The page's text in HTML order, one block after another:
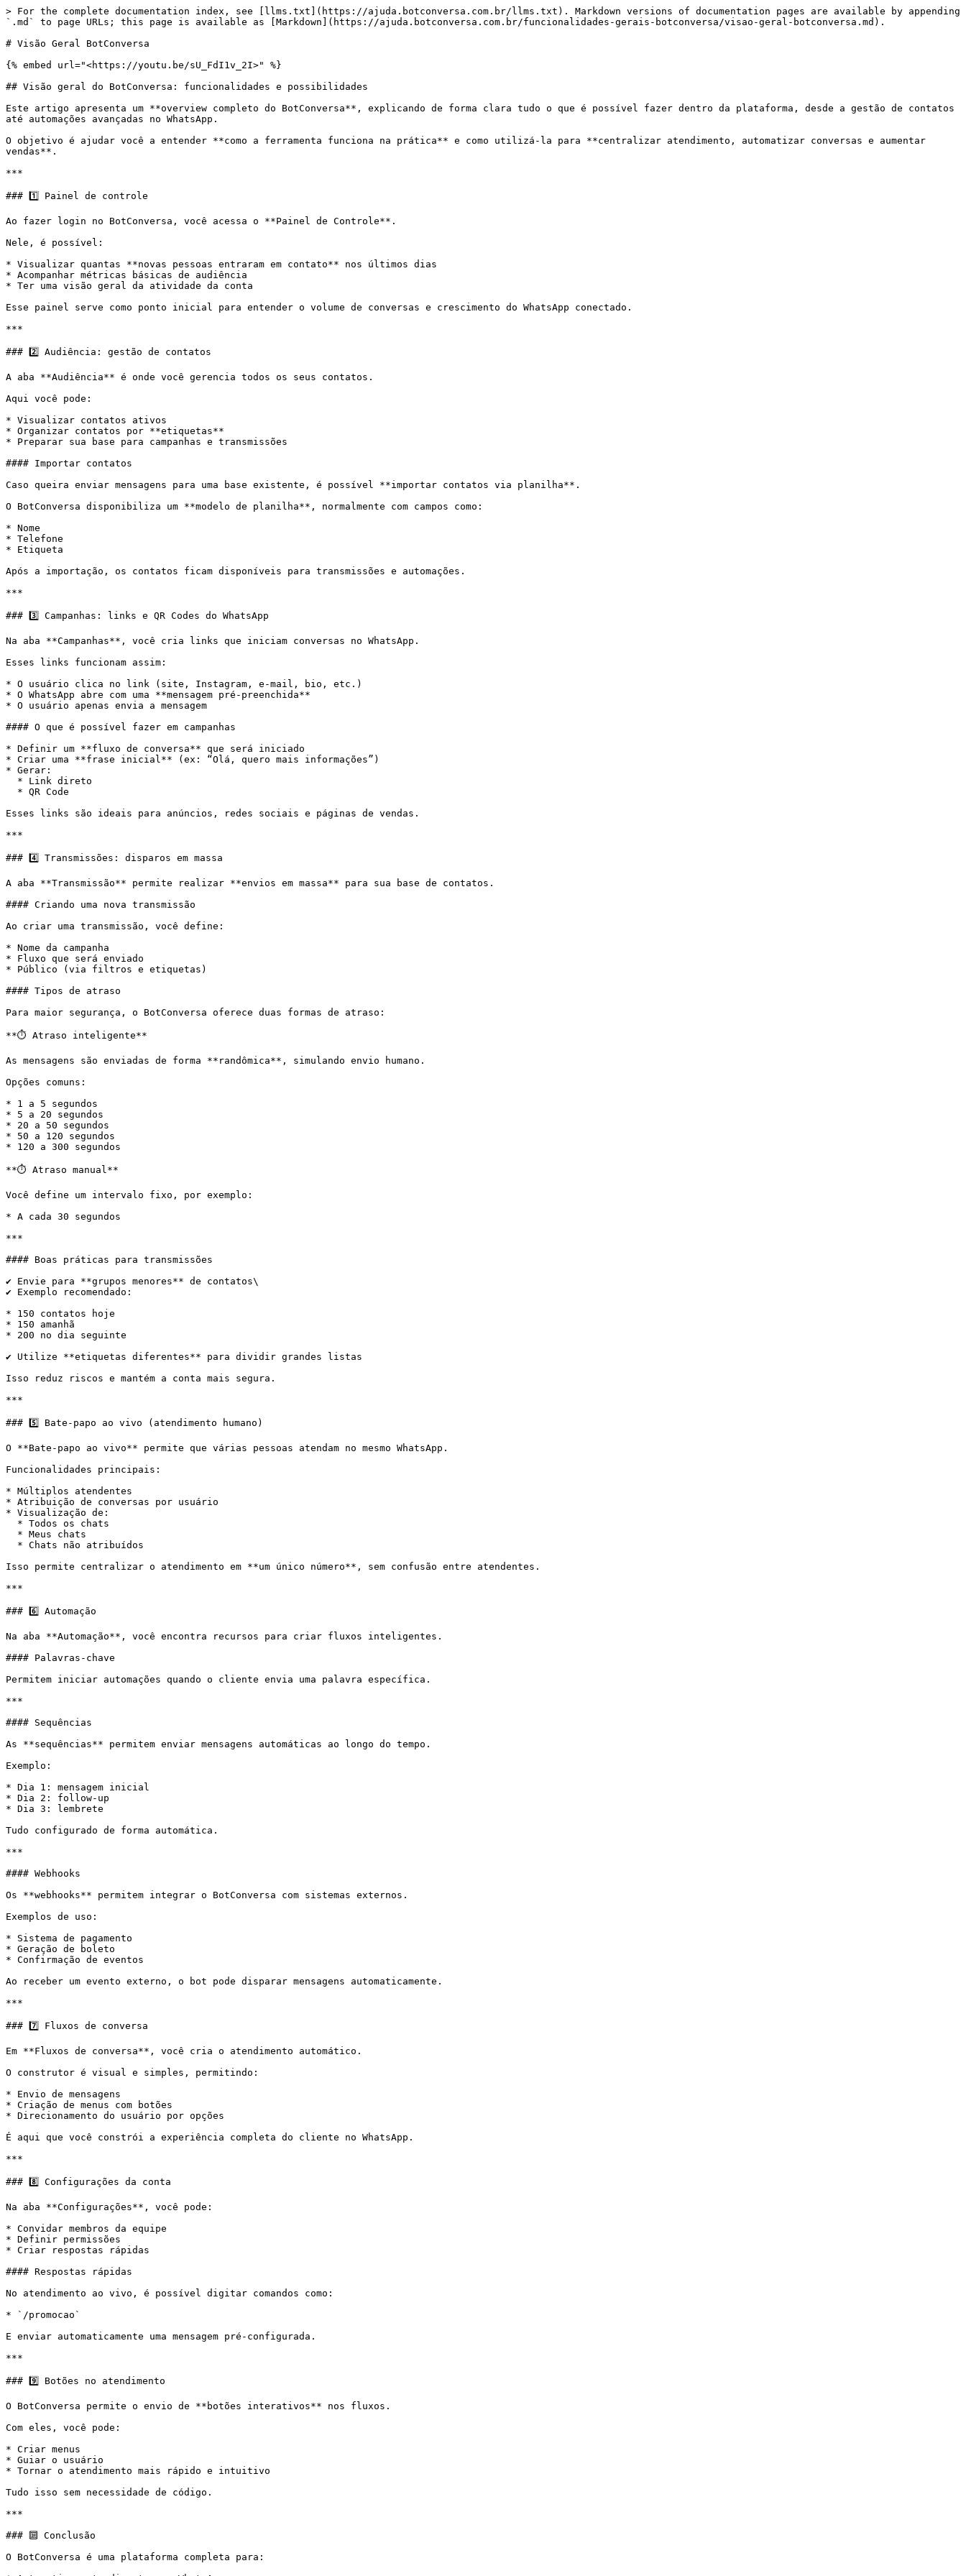
> For the complete documentation index, see [llms.txt](https://ajuda.botconversa.com.br/llms.txt). Markdown versions of documentation pages are available by appending
`.md` to page URLs; this page is available as [Markdown](https://ajuda.botconversa.com.br/funcionalidades-gerais-botconversa/visao-geral-botconversa.md).
# Visão Geral BotConversa
{% embed url="<https://youtu.be/sU_FdI1v_2I>" %}
## Visão geral do BotConversa: funcionalidades e possibilidades
Este artigo apresenta um **overview completo do BotConversa**, explicando de forma clara tudo o que é possível fazer dentro da plataforma, desde a gestão de contatos
até automações avançadas no WhatsApp.
O objetivo é ajudar você a entender **como a ferramenta funciona na prática** e como utilizá-la para **centralizar atendimento, automatizar conversas e aumentar
vendas**.
***
### 1️⃣ Painel de controle
Ao fazer login no BotConversa, você acessa o **Painel de Controle**.
Nele, é possível:
* Visualizar quantas **novas pessoas entraram em contato** nos últimos dias
* Acompanhar métricas básicas de audiência
* Ter uma visão geral da atividade da conta
Esse painel serve como ponto inicial para entender o volume de conversas e crescimento do WhatsApp conectado.
***
### 2️⃣ Audiência: gestão de contatos
A aba **Audiência** é onde você gerencia todos os seus contatos.
Aqui você pode:
* Visualizar contatos ativos
* Organizar contatos por **etiquetas**
* Preparar sua base para campanhas e transmissões
#### Importar contatos
Caso queira enviar mensagens para uma base existente, é possível **importar contatos via planilha**.
O BotConversa disponibiliza um **modelo de planilha**, normalmente com campos como:
* Nome
* Telefone
* Etiqueta
Após a importação, os contatos ficam disponíveis para transmissões e automações.
***
### 3️⃣ Campanhas: links e QR Codes do WhatsApp
Na aba **Campanhas**, você cria links que iniciam conversas no WhatsApp.
Esses links funcionam assim:
* O usuário clica no link (site, Instagram, e-mail, bio, etc.)
* O WhatsApp abre com uma **mensagem pré-preenchida**
* O usuário apenas envia a mensagem
#### O que é possível fazer em campanhas
* Definir um **fluxo de conversa** que será iniciado
* Criar uma **frase inicial** (ex: “Olá, quero mais informações”)
* Gerar:
Esses links são ideais para anúncios, redes sociais e páginas de vendas.
***
### 4️⃣ Transmissões: disparos em massa
A aba **Transmissão** permite realizar **envios em massa** para sua base de contatos.
#### Criando uma nova transmissão
Ao criar uma transmissão, você define:
* Nome da campanha
* Fluxo que será enviado
* Público (via filtros e etiquetas)
#### Tipos de atraso
Para maior segurança, o BotConversa oferece duas formas de atraso:
**⏱️ Atraso inteligente**
As mensagens são enviadas de forma **randômica**, simulando envio humano.
Opções comuns:
* 1 a 5 segundos
* 5 a 20 segundos
* 20 a 50 segundos
* 50 a 120 segundos
* 120 a 300 segundos
**⏱️ Atraso manual**
Você define um intervalo fixo, por exemplo:
* A cada 30 segundos
***
#### Boas práticas para transmissões
✔️ Envie para **grupos menores** de contatos\
✔️ Exemplo recomendado:
* 150 contatos hoje
* 150 amanhã
* 200 no dia seguinte
✔️ Utilize **etiquetas diferentes** para dividir grandes listas
Isso reduz riscos e mantém a conta mais segura.
***
### 5️⃣ Bate-papo ao vivo (atendimento humano)
O **Bate-papo ao vivo** permite que várias pessoas atendam no mesmo WhatsApp.
Funcionalidades principais:
* Múltiplos atendentes
* Atribuição de conversas por usuário
* Visualização de:
Isso permite centralizar o atendimento em **um único número**, sem confusão entre atendentes.
***
### 6️⃣ Automação
Na aba **Automação**, você encontra recursos para criar fluxos inteligentes.
#### Palavras-chave
Permitem iniciar automações quando o cliente envia uma palavra específica.
***
#### Sequências
As **sequências** permitem enviar mensagens automáticas ao longo do tempo.
Exemplo:
* Dia 1: mensagem inicial
* Dia 2: follow-up
* Dia 3: lembrete
Tudo configurado de forma automática.
***
#### Webhooks
Os **webhooks** permitem integrar o BotConversa com sistemas externos.
Exemplos de uso:
* Sistema de pagamento
* Geração de boleto
* Confirmação de eventos
Ao receber um evento externo, o bot pode disparar mensagens automaticamente.
***
### 7️⃣ Fluxos de conversa
Em **Fluxos de conversa**, você cria o atendimento automático.
O construtor é visual e simples, permitindo:
* Envio de mensagens
* Criação de menus com botões
* Direcionamento do usuário por opções
É aqui que você constrói a experiência completa do cliente no WhatsApp.
***
### 8️⃣ Configurações da conta
Na aba **Configurações**, você pode:
* Convidar membros da equipe
* Definir permissões
* Criar respostas rápidas
#### Respostas rápidas
No atendimento ao vivo, é possível digitar comandos como:
* `/promocao`
E enviar automaticamente uma mensagem pré-configurada.
***
### 9️⃣ Botões no atendimento
O BotConversa permite o envio de **botões interativos** nos fluxos.
Com eles, você pode:
* Criar menus
* Guiar o usuário
* Tornar o atendimento mais rápido e intuitivo
Tudo isso sem necessidade de código.
***
### 🔟 Conclusão
O BotConversa é uma plataforma completa para: